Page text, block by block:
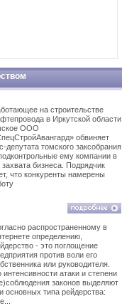
на строительстве
в Иркутской области
ООО
обвиняет
депутата томского заксобрания
ему компании в
бизнеса. Подрядчик
что конкуренты намерены
распространенному в
определению,
- это поглощение
против воли его
или руководителя.
интенсивности атаки и степени
законов выделяют
основных типа рейдерства: